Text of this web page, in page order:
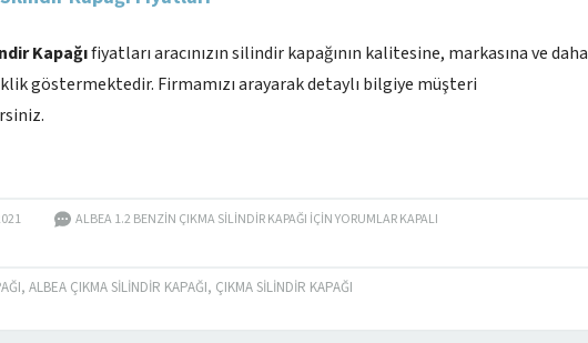
Kapağıfiyatları aracınızın silindir kapağının kalitesine, markasına ve daha
göstermektedir. Firmamızı arayarak detaylı bilgiye müşteri
ALBEA 1.2 BENZIN ÇIKMA SILINDIR KAPAĞI IÇINYORUMLAR KAPALI
, ALBEA ÇIKMA SILINDIR KAPAĞI, ÇIKMA SILINDIR KAPAĞI